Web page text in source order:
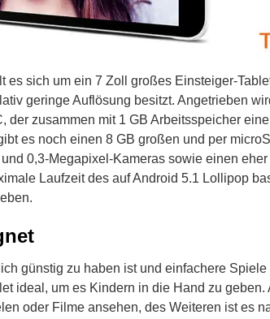
es sich um ein 7 Zoll großes Einsteiger-
geringe Auflösung besitzt. Angetrieben
der zusammen mit 1 GB Arbeitsspeicher
es noch einen 8 GB großen und per
0,3-Megapixel-Kameras sowie einen
Laufzeit des auf Android 5.1 Lollipop
günstig zu haben ist und einfachere
ideal, um es Kindern in die Hand zu geben.
oder Filme ansehen, des Weiteren ist es